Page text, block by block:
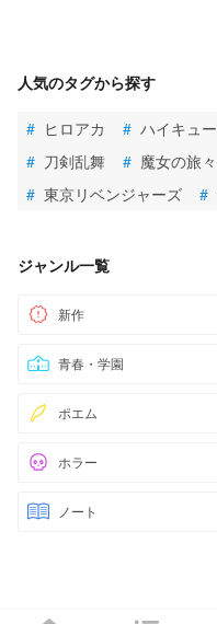
人気のタグから探す
# ヒロアカ # ハイキュー
# 刀剣乱舞 # 魔女の旅々
# 東京リベンジャーズ #
ジャンル一覧
新作
青春・学園
ポエム
ホラー
ノート